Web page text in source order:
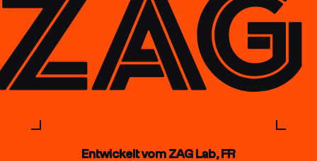
Entwickelt vom ZAG Lab, FR